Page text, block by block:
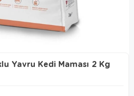
Yavru Kedi Maması 2 Kg